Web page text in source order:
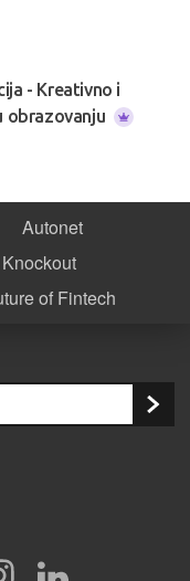
- Kreativno i
obrazovanju
Autonet
of Fintech